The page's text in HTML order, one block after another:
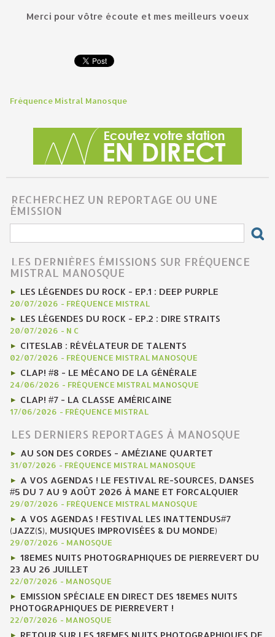
Merci pour vôtre écoute et mes meilleurs voeux
Fréquence Mistral Manosque
RECHERCHEZ UN REPORTAGE OU UNE
ÉMISSION
LES DERNIÈRES ÉMISSIONS SUR FRÉQUENCE
MISTRAL MANOSQUE
LES LÉGENDES DU ROCK - EP.1 : DEEP PURPLE
20/07/2026 - FRÉQUENCE MISTRAL
LES LÉGENDES DU ROCK - EP.2 : DIRE STRAITS
20/07/2026 - N C
CITESLAB : RÉVÉLATEUR DE TALENTS
02/07/2026 - FRÉQUENCE MISTRAL MANOSQUE
CLAP! #8 - LE MÉCANO DE LA GÉNÉRALE
24/06/2026 - FRÉQUENCE MISTRAL MANOSQUE
CLAP! #7 - LA CLASSE AMÉRICAINE
17/06/2026 - FRÉQUENCE MISTRAL
LES DERNIERS REPORTAGES À MANOSQUE
AU SON DES CORDES - AMÉZIANE QUARTET
31/07/2026 - FRÉQUENCE MISTRAL MANOSQUE
A VOS AGENDAS ! LE FESTIVAL RE-SOURCES, DANSES
#5 DU 7 AU 9 AOÛT 2026 À MANE ET FORCALQUIER
29/07/2026 - FRÉQUENCE MISTRAL MANOSQUE
A VOS AGENDAS ! FESTIVAL LES INATTENDUS#7
(JAZZ(S), MUSIQUES IMPROVISÉES & DU MONDE)
29/07/2026 - MANOSQUE
18EMES NUITS PHOTOGRAPHIQUES DE PIERREVERT DU
23 AU 26 JUILLET
22/07/2026 - MANOSQUE
EMISSION SPÉCIALE EN DIRECT DES 18EMES NUITS
PHOTOGRAPHIQUES DE PIERREVERT !
22/07/2026 - MANOSQUE